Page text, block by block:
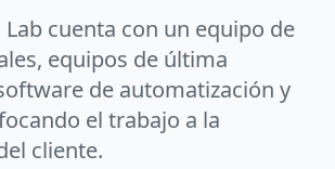
Lab cuenta con un equipo de
equipos de última
de automatización y
el trabajo a la
cliente.